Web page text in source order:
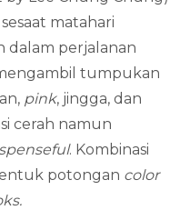
matahari
dalam perjalanan
tumpukan
pink, jingga, dan
cerah namun
. Kombinasi
potongan color